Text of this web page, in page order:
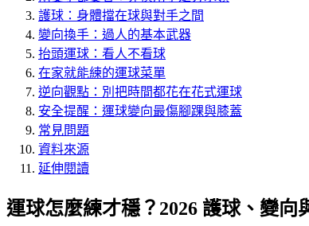
護球：身體擋在球與對手之間
變向換手：過人的基本武器
抬頭運球：看人不看球
在家就能練的運球菜單
逆向觀點：別把時間都花在花式運球
安全提醒：運球變向最傷腳踝與膝蓋
常見問題
資料來源
延伸閱讀
運球怎麼練才穩？2026 護球、變向